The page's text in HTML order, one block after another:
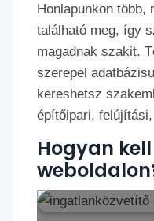
Honlapunkon több,
található meg, így
magadnak szakit.
szerepel
kereshetsz
építőipari,
Hogyan